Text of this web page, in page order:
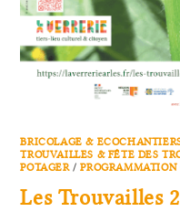
BRICOLAGE &
TROUVAILLES & FÊTE DES
POTAGER/PROGRAMMATION
Les Trouvailles